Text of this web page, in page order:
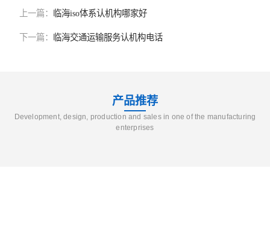
上一篇： 临海iso体系认机构哪家好
下一篇： 临海交通运输服务认机构电话
产品推荐
Development, design, production and sales in one of the manufacturing
enterprises